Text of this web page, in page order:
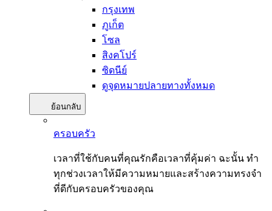
กรุงเทพ
ภูเก็ต
โซล
สิงคโปร์
ซิดนีย์
ดูจุดหมายปลายทางทั้งหมด
ย้อนกลับ
ครอบครัว
เวลาที่ใช้กับคนที่คุณรักคือเวลาที่คุ้มค่า ฉะนั้น ทำ
ทุกช่วงเวลาให้มีความหมายและสร้างความทรงจำ
ที่ดีกับครอบครัวของคุณ